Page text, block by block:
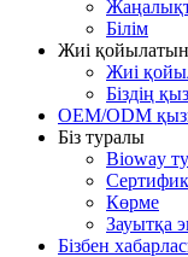
Білім
Жиі қойылатын
Жиі
Біздің
OEM/ODM
Біз туралы
Bioway
Көрме
Зауытқа
Бізбен